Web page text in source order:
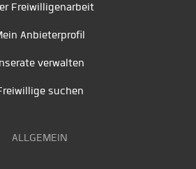
Freiwilligenarbeit
Anbieterprofil
verwalten
suchen
ALLGEMEIN